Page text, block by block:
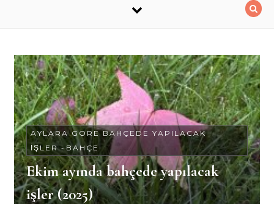
AYLARA GÖRE BAHÇEDE YAPILACAK
İŞLER- BAHÇE
Ekim ayında bahçede yapılacak
işler (2025)